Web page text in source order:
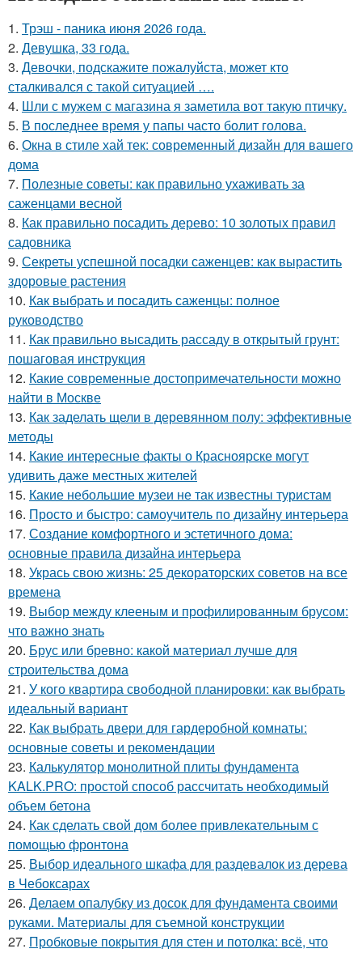
1. Трэш - паника июня 2026 года.
2. Девушка, 33 года.
3. Девочки, подскажите пожалуйста, может кто
сталкивался с такой ситуацией ….
4. Шли с мужем с магазина я заметила вот такую птичку.
5. В последнее время у папы часто болит голова.
6. Окна в стиле хай тек: современный дизайн для вашего
дома
7. Полезные советы: как правильно ухаживать за
саженцами весной
8. Как правильно посадить дерево: 10 золотых правил
садовника
9. Секреты успешной посадки саженцев: как вырастить
здоровые растения
10. Как выбрать и посадить саженцы: полное
руководство
11. Как правильно высадить рассаду в открытый грунт:
пошаговая инструкция
12. Какие современные достопримечательности можно
найти в Москве
13. Как заделать щели в деревянном полу: эффективные
методы
14. Какие интересные факты о Красноярске могут
удивить даже местных жителей
15. Какие небольшие музеи не так известны туристам
16. Просто и быстро: самоучитель по дизайну интерьера
17. Создание комфортного и эстетичного дома:
основные правила дизайна интерьера
18. Укрась свою жизнь: 25 декораторских советов на все
времена
19. Выбор между клееным и профилированным брусом:
что важно знать
20. Брус или бревно: какой материал лучше для
строительства дома
21. У кого квартира свободной планировки: как выбрать
идеальный вариант
22. Как выбрать двери для гардеробной комнаты:
основные советы и рекомендации
23. Калькулятор монолитной плиты фундамента
KALK.PRO: простой способ рассчитать необходимый
объем бетона
24. Как сделать свой дом более привлекательным с
помощью фронтона
25. Выбор идеального шкафа для раздевалок из дерева
в Чебоксарах
26. Делаем опалубку из досок для фундамента своими
руками. Материалы для съемной конструкции
27. Пробковые покрытия для стен и потолка: всё, что